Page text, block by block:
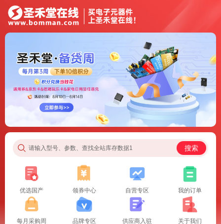
请输入型号、参数、查找全站库存数据1 搜索
优选国产 领券中心 自营专区 我的订单
每月采购周 品牌专区 供应商入驻 关于我们